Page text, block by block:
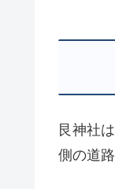
艮神社
側の道